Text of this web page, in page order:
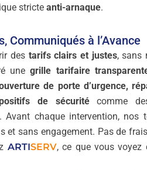
stricte anti-arnaque.
Communiqués à l’Avance
des tarifs clairs et justes, sans
unegrille tarifaire
de porte d’urgence,
de sécuritécomme
chaque intervention, nos
et sans engagement. Pas de
ARTISERV, ce que vous voyez